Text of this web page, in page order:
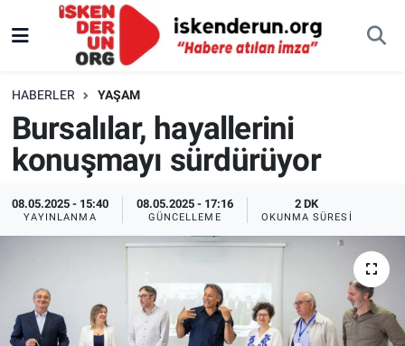
HABERLER YAŞAM
Bursalılar, hayallerini
konuşmayı sürdürüyor
08.05.2025 - 15:40
YAYINLANMA
08.05.2025 - 17:16
GÜNCELLEME
2 DK
OKUNMA SÜRESI